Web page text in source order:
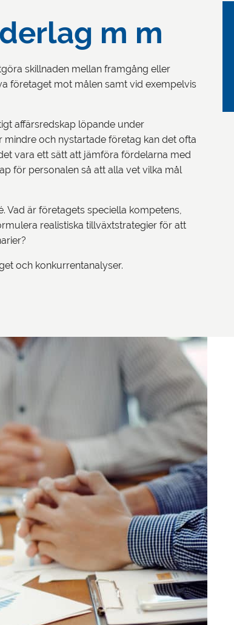
m m
skillnaden mellan framgång eller
företaget mot målen samt vid exempelvis
affärsredskap löpande under
och nystartade företag kan det ofta
vara ett sätt att jämföra fördelarna med
för personalen så att alla vet vilka mål
Vad är företagets speciella kompetens,
realistiska tillväxtstrategier för att
och konkurrentanalyser.